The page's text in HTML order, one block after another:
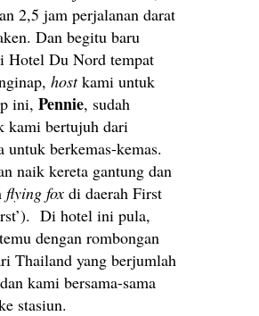
2,5 jam perjalanan darat
Dan begitu baru
Hotel Du Nord tempat
hostkami untuk
ini, Pennie, sudah
kami bertujuh dari
untuk berkemas-kemas.
naik kereta gantung dan
flying fox di daerah First
Di hotel ini pula,
dengan rombongan
Thailand yang berjumlah
kami bersama-sama
stasiun.